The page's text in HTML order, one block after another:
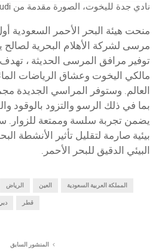
نادي جدة لليخوت، الصورة مقدمة من Visit Saudi
منحت هيئة البحر الأحمر السعودية
مرسى لشركة الأهلام البحرية لصالح
مالكي اليخوت وعشاق الرياضات
العالم. وستوفر المراسي الجديدة
بما في ذلك الرسو والتزود بالوقود
يضمن تجربة سلسة وممتعة للزوار.
بيئية صارمة لتقليل تأثير الأنشطة
البيئي الدقيق للبحر الأحمر.
الرياض العين المملكة العربية السعودية
قطر
المنشور السابق